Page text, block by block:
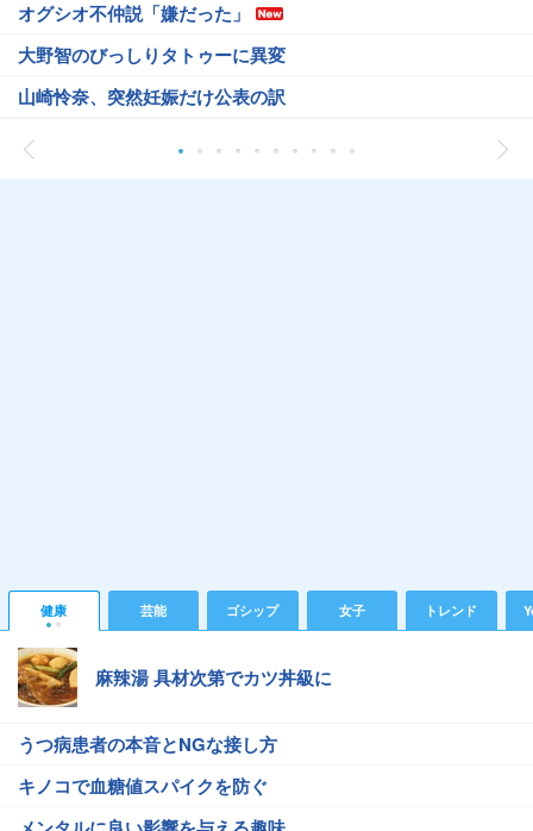
オグシオ不仲説「嫌だった」
大野智のびっしりタトゥーに異変
山崎怜奈、突然妊娠だけ公表の訳
健康 芸能 ゴシップ 女子 トレンド
麻辣湯 具材次第でカツ丼級に
うつ病患者の本音とNGな接し方
キノコで血糖値スパイクを防ぐ